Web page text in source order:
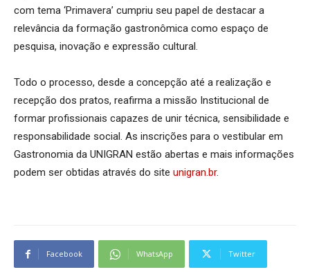
com tema ‘Primavera’ cumpriu seu papel de destacar a
relevância da formação gastronômica como espaço de
pesquisa, inovação e expressão cultural.
Todo o processo, desde a concepção até a realização e
recepção dos pratos, reafirma a missão Institucional de
formar profissionais capazes de unir técnica, sensibilidade e
responsabilidade social. As inscrições para o vestibular em
Gastronomia da UNIGRAN estão abertas e mais informações
podem ser obtidas através do site unigran.br.
Facebook WhatsApp Twitter